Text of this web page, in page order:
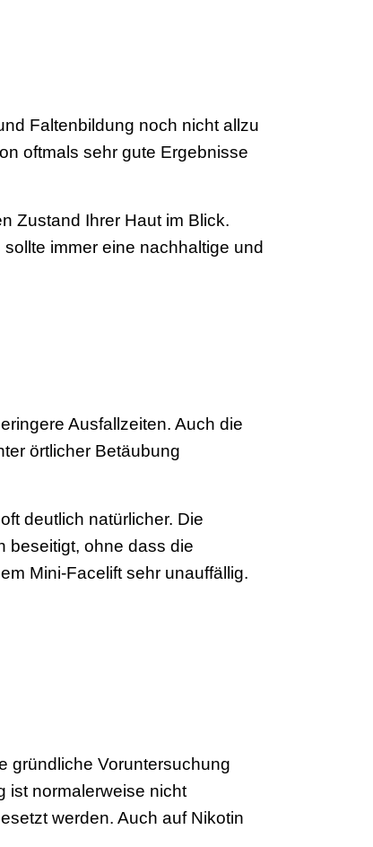
Faltenbildung noch nicht allzu
oftmals sehr gute Ergebnisse
Zustand Ihrer Haut im Blick.
immer eine nachhaltige und
Ausfallzeiten. Auch die
örtlicher Betäubung
deutlich natürlicher. Die
beseitigt, ohne dass die
Mini-Facelift sehr unauffällig.
gründliche Voruntersuchung
ist normalerweise nicht
werden. Auch auf Nikotin